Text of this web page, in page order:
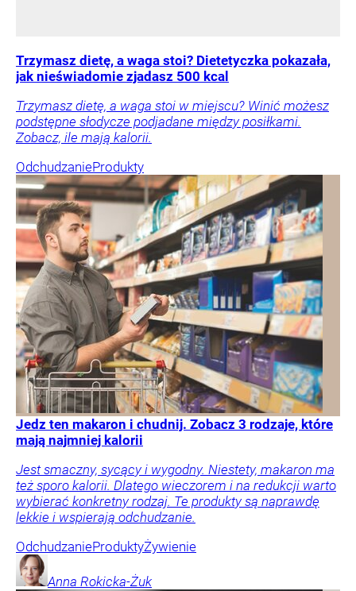
Trzymasz dietę, a waga stoi? Dietetyczka pokazała,
jak nieświadomie zjadasz 500 kcal
Trzymasz dietę, a waga stoi w miejscu? Winić możesz
podstępne słodycze podjadane między posiłkami.
Zobacz, ile mają kalorii.
OdchudzanieProdukty
Jedz ten makaron i chudnij. Zobacz 3 rodzaje, które
mają najmniej kalorii
Jest smaczny, sycący i wygodny. Niestety, makaron ma
też sporo kalorii. Dlatego wieczorem i na redukcji warto
wybierać konkretny rodzaj. Te produkty są naprawdę
lekkie i wspierają odchudzanie.
OdchudzanieProduktyŻywienie
Anna Rokicka-Żuk